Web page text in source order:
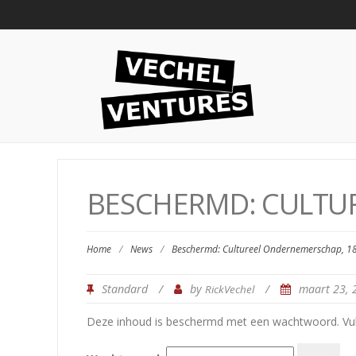
BESCHERMD:
Home / News / Beschermd: Cultureel Ondernemerschap,
Standard / by RickVechel / maart 23,
Deze inhoud is beschermd met een wachtwoord.